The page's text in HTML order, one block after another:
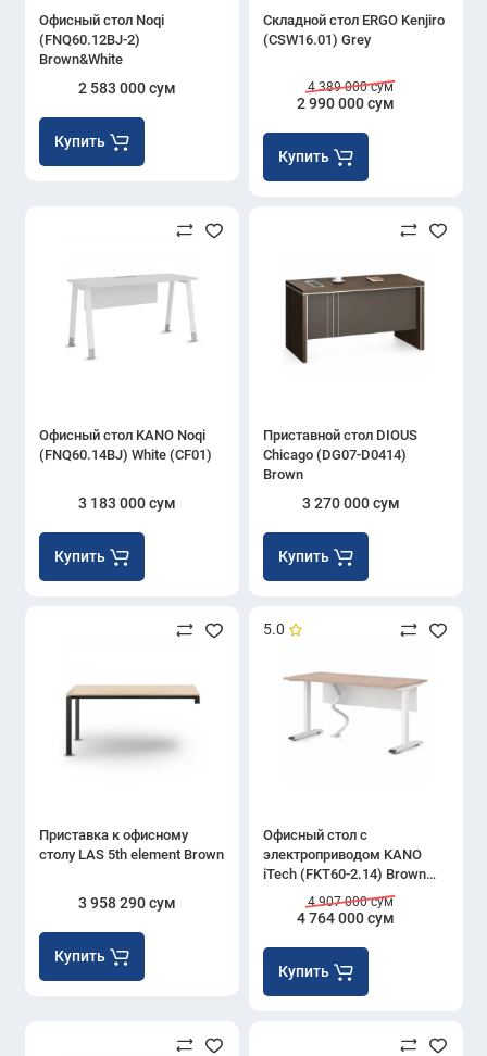
Офисный стол Noqi
(FNQ60.12BJ-2)
Brown&White
2 583 000 сум
Купить
Складной стол ERGO Kenjiro
(CSW16.01) Grey
2 990 000 сум
4 389 000 сум
Купить
Офисный стол KANO Noqi
(FNQ60.14BJ) White (CF01)
3 183 000 сум
Купить
Приставной стол DIOUS
Chicago (DG07-D0414)
Brown
3 270 000 сум
Купить
Приставка к офисному
столу LAS 5th element Brown
3 958 290 сум
Купить
5.0
Офисный стол с
электроприводом KANO
iTech (FKT60-2.14) Brown
4 764 000 сум
4 907 000 сум
Купить